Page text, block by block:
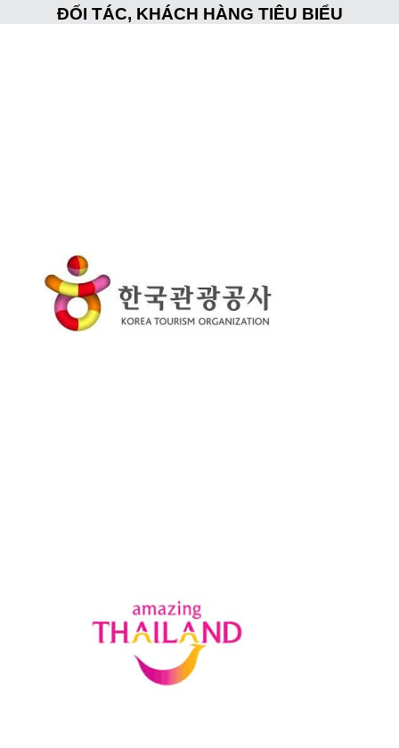
Hãy cùng Wonder Media
tìm hiểu những kiến thức
Cùng Wonder Media khám
phá những ý tưởng ăn
ĐỐI TÁC, KHÁCH HÀNG TIÊU BIỂU